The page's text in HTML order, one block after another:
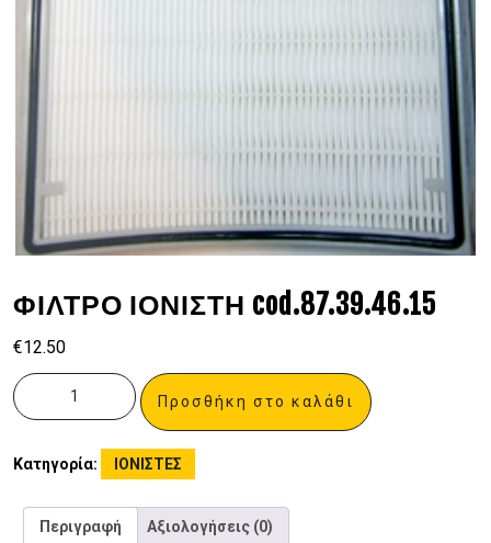
ΦΙΛΤΡΟ ΙΟΝΙΣΤΗ cod.87.39.46.15
€12.50
Προσθήκη στο καλάθι
Κατηγορία: ΙΟΝΙΣΤΕΣ
Περιγραφή Αξιολογήσεις (0)